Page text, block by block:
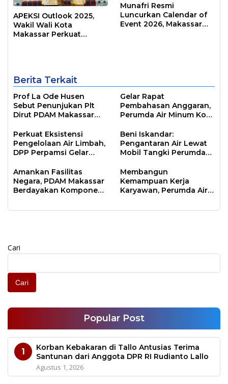
APEKSI Outlook 2025,
Wakil Wali Kota
Makassar Perkuat
Munafri Resmi
Luncurkan Calendar of
Event 2026, Makassar
Berita Terkait
Prof La Ode Husen
Sebut Penunjukan Plt
Dirut PDAM Makassar
Penyalahgunaan
Wewenang
Gelar Rapat
Pembahasan Anggaran,
Perumda Air Minum Kota
Tingkatkan Pelayanan
Perkuat Eksistensi
Pengelolaan Air Limbah,
DPP Perpamsi Gelar
Beni Iskandar:
Pengantaran Air Lewat
Mobil Tangki Perumda
Makassar Gratis
Amankan Fasilitas
Negara, PDAM Makassar
Berdayakan Komponen
Membangun
Kemampuan Kerja
Karyawan, Perumda Air
Diklat Capacity Building
Cari
Cari
Popular Post
1
Korban Kebakaran di Tallo Antusias Terima
Santunan dari Anggota DPR RI Rudianto Lallo
Agustus 1, 2026